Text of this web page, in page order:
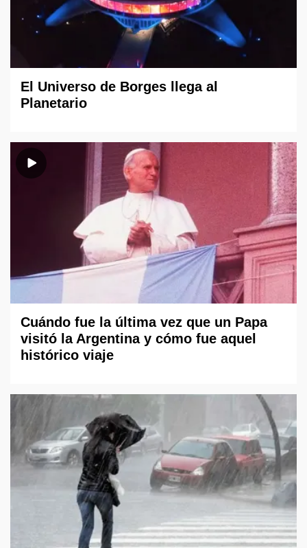
El Universo de Borges llega al
Planetario
Cuándo fue la última vez que un Papa
visitó la Argentina y cómo fue aquel
histórico viaje